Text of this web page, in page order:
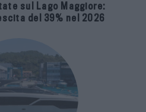
sul Lago Maggiore:
del 39% nel 2026